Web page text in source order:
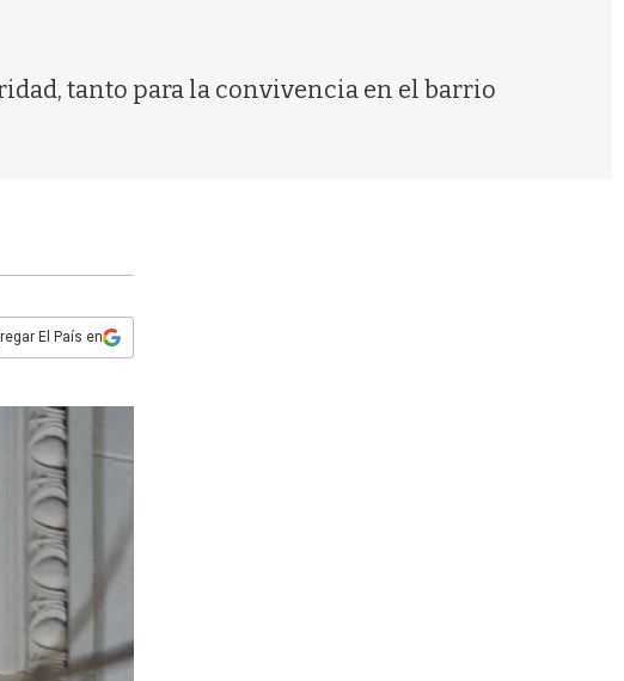
tanto para la convivencia en el barrio
El País en